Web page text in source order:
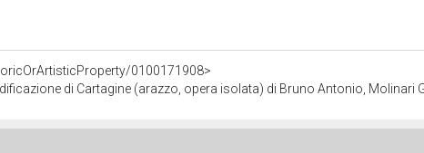
0100171908>
(arazzo, opera isolata) di Bruno Antonio, Molinari Giovanni Domenico, De Mura